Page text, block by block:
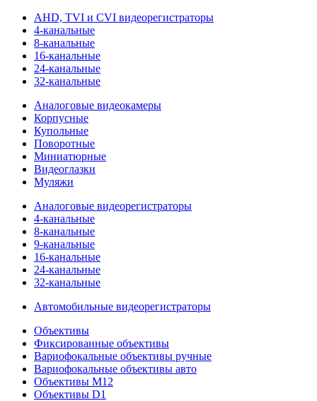
AHD, TVI и CVI видеорегистраторы
4-канальные
8-канальные
16-канальные
24-канальные
32-канальные
Аналоговые видеокамеры
Корпусные
Купольные
Поворотные
Миниатюрные
Видеоглазки
Муляжи
Аналоговые видеорегистраторы
4-канальные
8-канальные
9-канальные
16-канальные
24-канальные
32-канальные
Автомобильные видеорегистраторы
Объективы
Фиксированные объективы
Вариофокальные объективы ручные
Вариофокальные объективы авто
Объективы M12
Объективы D1